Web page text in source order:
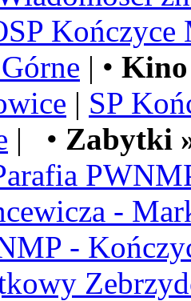
Kończyce
| •
| SP
| • Zabytki
-
-